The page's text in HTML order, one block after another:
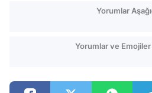
Yorumlar
Yorumlar ve Emojiler